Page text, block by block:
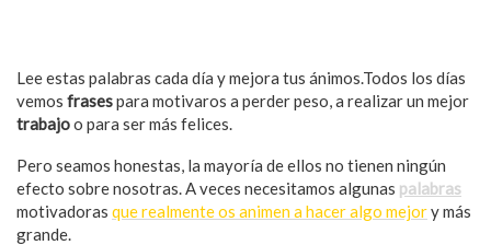
Lee estas palabras cada día y mejora tus ánimos.Todos los días
vemos frasespara motivaros a perder peso, a realizar un mejor
trabajoo para ser más felices.
Pero seamos honestas, la mayoría de ellos no tienen ningún
efecto sobre nosotras. A veces necesitamos algunas palabras
motivadoras que realmente os animen a hacer algo mejory más
grande.